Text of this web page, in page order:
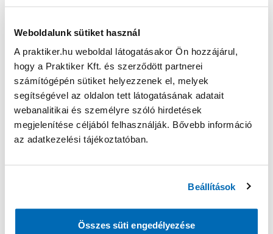
Weboldalunk sütiket használ
A praktiker.hu weboldal látogatásakor Ön hozzájárul,
hogy a Praktiker Kft. és szerződött partnerei
számítógépén sütiket helyezzenek el, melyek
segítségével az oldalon tett látogatásának adatait
webanalitikai és személyre szóló hirdetések
megjelenítése céljából felhasználják. Bővebb információ
az adatkezelési tájékoztatóban.
Beállítások
Összes süti engedélyezése
Oldal újratöltése